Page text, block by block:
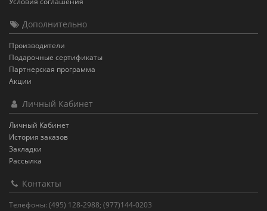
Дополнительно
Производители
Подарочные сертификаты
Партнерская программа
Акции
Личный Кабинет
Личный Кабинет
История заказов
Закладки
Рассылка
Контакты
Телефоны: (495) 128-2988; (977)144-0203